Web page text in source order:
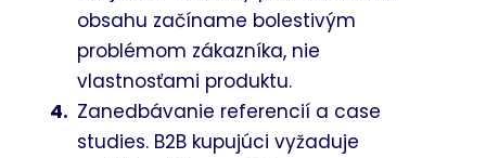
obsahu začíname bolestivým
problémom zákazníka, nie
vlastnosťami produktu.
Zanedbávanie referencií a case
studies. B2B kupujúci vyžaduje